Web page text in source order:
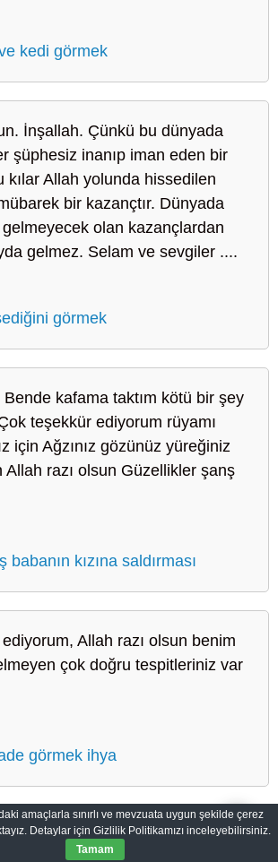
kedi görmek
İnşallah. Çünkü bu dünyada
şüphesiz inanıp iman eden bir
kılar Allah yolunda hissedilen
bir kazançtır. Dünyada
olan kazançlardan
gelmez. Selam ve sevgiler ....
görmek
kafama taktım kötü bir şey
teşekkür ediyorum rüyamı
için Ağzınız gözünüz yüreğiniz
Allah razı olsun Güzellikler şanş
kızına saldırması
Allah razı olsun benim
çok doğru tespitleriniz var
görmek ihya
Dilini Öğrenin Gizlilik Politikası
SahihRuyalar.com|Tüm Hakları Saklıdır.
amaçlarla sınırlı ve mevzuata uygun şekilde çerez
Detaylar için Gizlilik Politikamızı inceleyebilirsiniz.
Tamam